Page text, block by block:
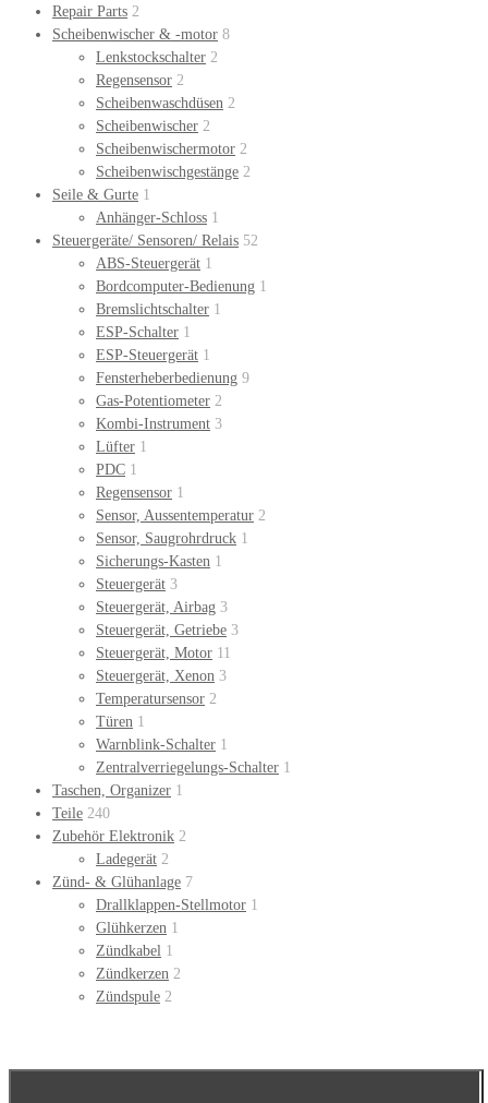
Repair Parts 2
Scheibenwischer & -motor 8
Lenkstockschalter 2
Regensensor 2
Scheibenwaschdüsen 2
Scheibenwischer 2
Scheibenwischermotor 2
Scheibenwischgestänge 2
Seile & Gurte 1
Anhänger-Schloss 1
Steuergeräte/ Sensoren/ Relais 52
ABS-Steuergerät 1
Bordcomputer-Bedienung 1
Bremslichtschalter 1
ESP-Schalter 1
ESP-Steuergerät 1
Fensterheberbedienung 9
Gas-Potentiometer 2
Kombi-Instrument 3
Lüfter 1
PDC 1
Regensensor 1
Sensor, Aussentemperatur 2
Sensor, Saugrohrdruck 1
Sicherungs-Kasten 1
Steuergerät 3
Steuergerät, Airbag 3
Steuergerät, Getriebe 3
Steuergerät, Motor 11
Steuergerät, Xenon 3
Temperatursensor 2
Türen 1
Warnblink-Schalter 1
Zentralverriegelungs-Schalter 1
Taschen, Organizer 1
Teile 240
Zubehör Elektronik 2
Ladegerät 2
Zünd- & Glühanlage 7
Drallklappen-Stellmotor 1
Glühkerzen 1
Zündkabel 1
Zündkerzen 2
Zündspule 2